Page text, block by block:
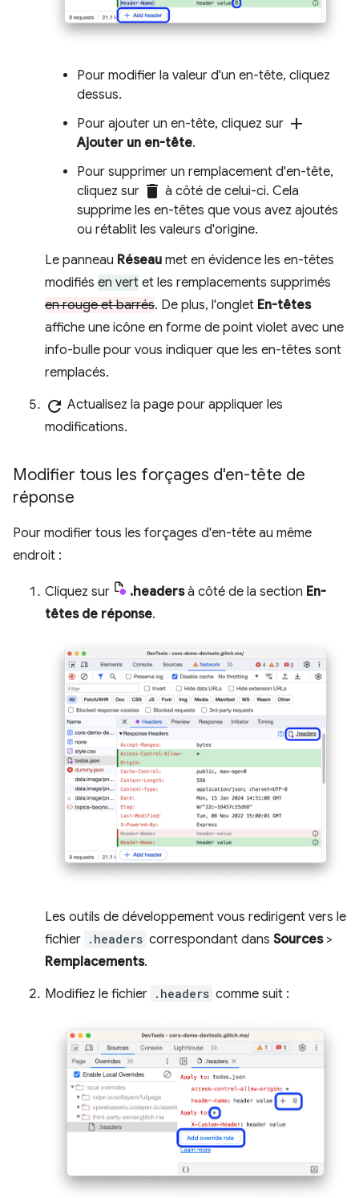
Pour modifier la valeur d'un en-tête, cliquez
dessus.
Pour ajouter un en-tête, cliquez sur add
Ajouter un en-tête.
Pour supprimer un remplacement d'en-tête,
cliquez sur delete à côté de celui-ci. Cela
supprime les en-têtes que vous avez ajoutés
ou rétablit les valeurs d'origine.
Le panneau Réseau met en évidence les en-têtes
modifiés en vert et les remplacements supprimés
en rouge et barrés. De plus, l'onglet En-têtes
affiche une icône en forme de point violet avec une
info-bulle pour vous indiquer que les en-têtes sont
remplacés.
refresh Actualisez la page pour appliquer les
modifications.
Modifier tous les forçages d'en-tête de
réponse
Pour modifier tous les forçages d'en-tête au même
endroit :
Cliquez sur .headersà côté de la section En-
têtes de réponse.
Les outils de développement vous redirigent vers le
fichier .headers correspondant dans Sources>
Remplacements.
Modifiez le fichier .headers comme suit :